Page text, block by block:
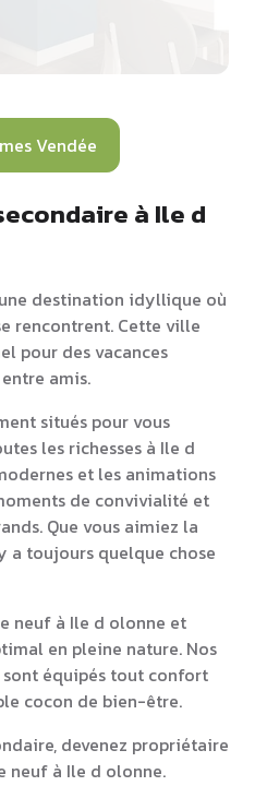
Vendée
à Ile d
destination idyllique où
rencontrent. Cette ville
pour des vacances
amis.
situés pour vous
les richesses à Ile d
et les animations
de convivialité et
Que vous aimiez la
a toujours quelque chose
neuf à Ile d olonne et
en pleine nature. Nos
équipés tout confort
cocon de bien-être.
devenez propriétaire
neuf à Ile d olonne.